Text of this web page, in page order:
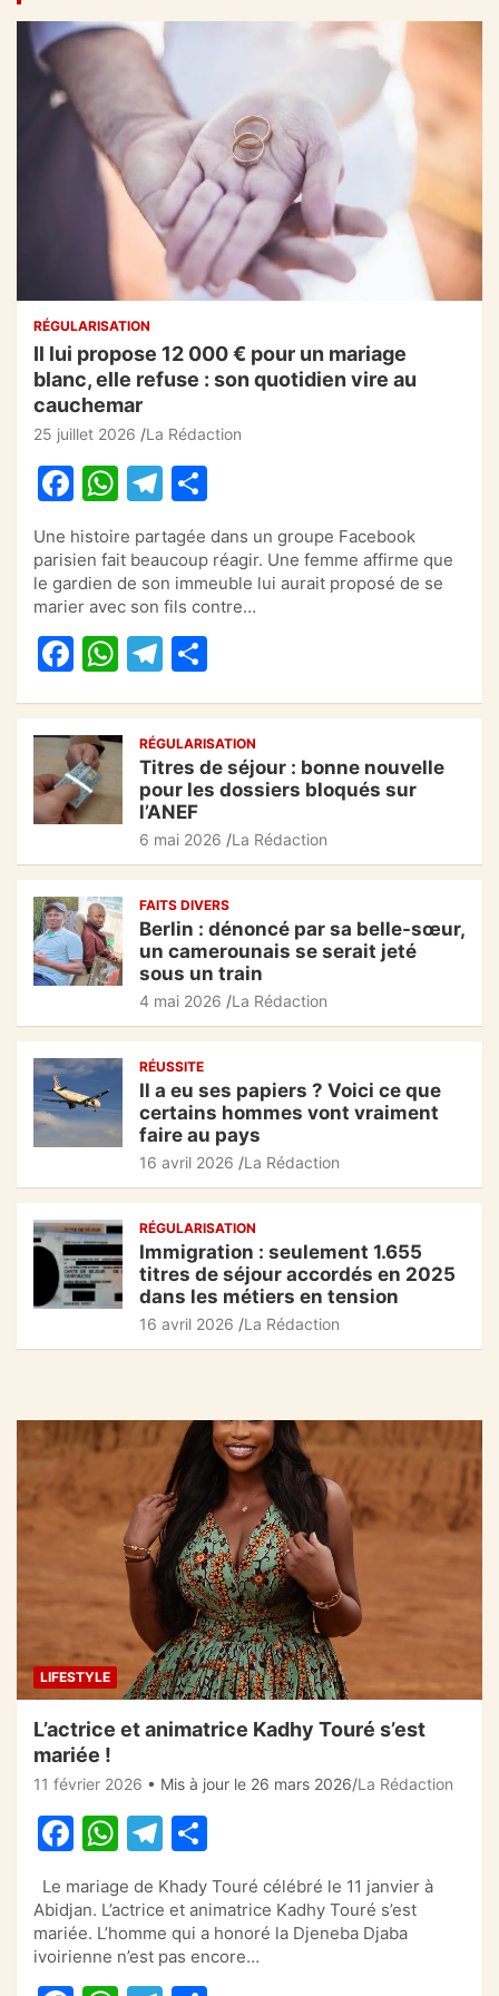
RÉGULARISATION
Il lui propose 12 000 € pour un mariage
blanc, elle refuse : son quotidien vire au
cauchemar
25 juillet 2026 La Rédaction
F
a
c
e
b
o
o
k
W
at
s
A
p
p
T
el
e
gr
a
m
ar
ta
g
er
Une histoire partagée dans un groupe Facebook
parisien fait beaucoup réagir. Une femme affirme que
le gardien de son immeuble lui aurait proposé de se
marier avec son fils contre…
F
c
e
b
o
o
k
W
at
s
A
p
p
T
gr
a
m
g
er
RÉGULARISATION
Titres de séjour : bonne nouvelle
pour les dossiers bloqués sur
l’ANEF
6 mai 2026 La Rédaction
FAITS DIVERS
Berlin : dénoncé par sa belle-sœur,
un camerounais se serait jeté
sous un train
4 mai 2026 La Rédaction
RÉUSSITE
Il a eu ses papiers ? Voici ce que
certains hommes vont vraiment
faire au pays
16 avril 2026 La Rédaction
RÉGULARISATION
Immigration : seulement 1.655
titres de séjour accordés en 2025
dans les métiers en tension
16 avril 2026 La Rédaction
LIFESTYLE
L’actrice et animatrice Kadhy Touré s’est
mariée !
11 février 2026 • Mis à jour le 26 mars 2026 La Rédaction
F
c
e
b
W
at
s
A
T
el
e
gr
a
ar
ta
g
er
Le mariage de Khady Touré célébré le 11 janvier à
Abidjan. L’actrice et animatrice Kadhy Touré s’est
mariée. L’homme qui a honoré la Djeneba Djaba
ivoirienne n’est pas encore…